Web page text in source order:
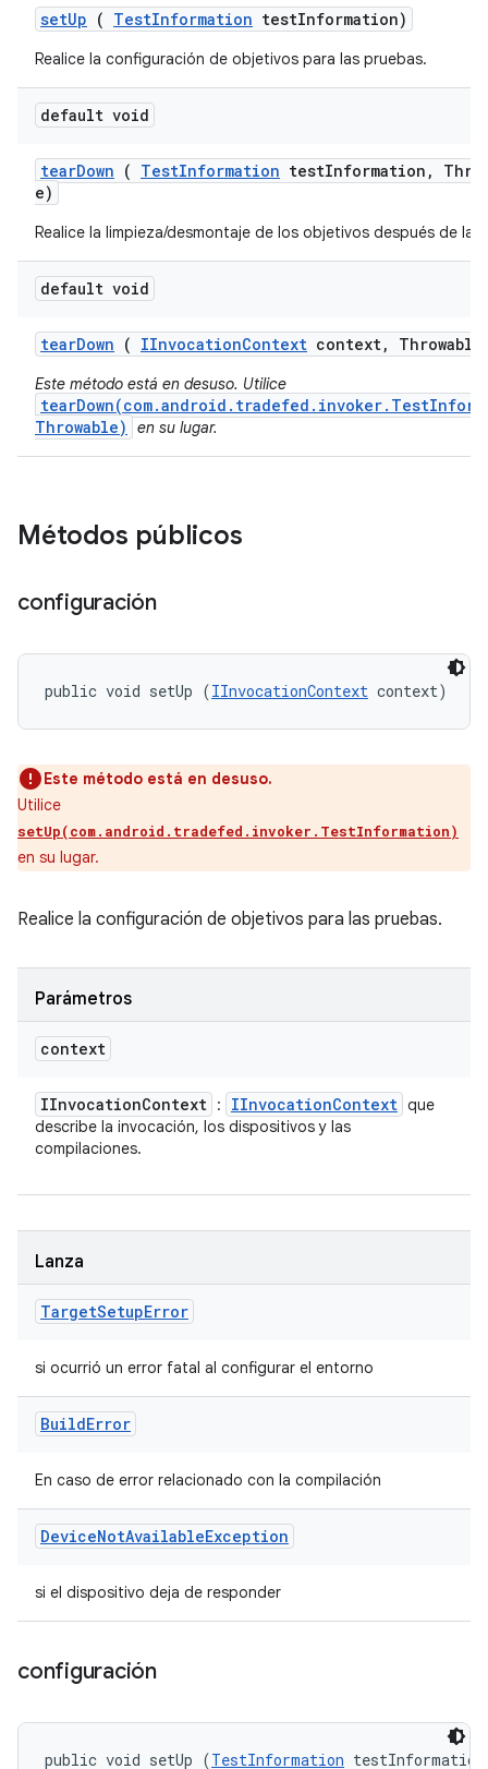
setUp ( TestInformation testInformation)
Realice la configuración de objetivos para las pruebas.
default void
tearDown ( TestInformation testInformation ,
e)
Realice la limpieza/desmontaje de los objetivos después de la
default void
tearDown ( IInvocationContext context,
Este método está en desuso. Utilice
Throwable)
en su lugar.
Métodos públicos
configuración
public void setUp (IInvocationContext context)
Este método está en desuso.
Utilice
setUp(com.android.tradefed.invoker.TestInformation)
en su lugar.
Realice la configuración de objetivos para las pruebas.
Parámetros
context
IInvocationContext : IInvocationContext que
describe la invocación, los dispositivos y las
compilaciones.
Lanza
TargetSetupError
si ocurrió un error fatal al configurar el entorno
BuildError
En caso de error relacionado con la compilación
DeviceNotAvailableException
si el dispositivo deja de responder
configuración
public void setUp (TestInformation